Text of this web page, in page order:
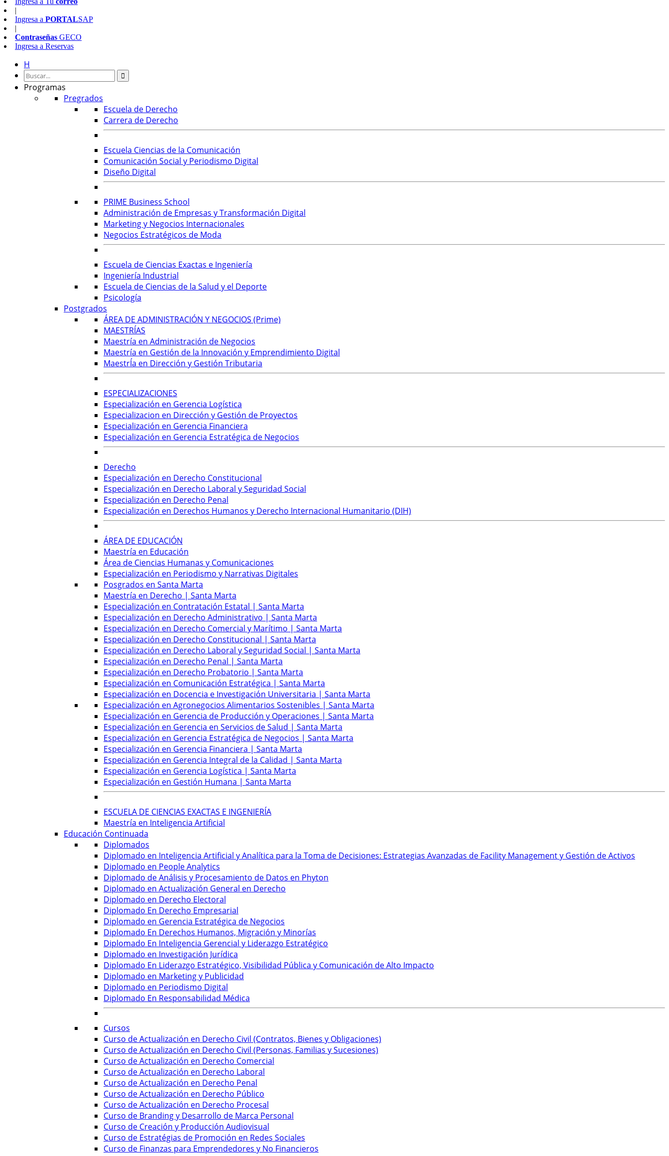
Ingresa a PORTALSAP
Contraseñas GECO
Ingresa a Reservas
H
Programas
Pregrados
Escuela de Derecho
Carrera de Derecho
Escuela Ciencias de la Comunicación
Comunicación Social y Periodismo Digital
Diseño Digital
PRIME Business School
Administración de Empresas y Transformación Digital
Marketing y Negocios Internacionales
Negocios Estratégicos de Moda
Escuela de Ciencias Exactas e Ingeniería
Ingeniería Industrial
Escuela de Ciencias de la Salud y el Deporte
Psicología
Postgrados
ÁREA DE ADMINISTRACIÓN Y NEGOCIOS (Prime)
MAESTRÍAS
Maestría en Administración de Negocios
Maestría en Gestión de la Innovación y Emprendimiento Digital
MaestrÍa en Dirección y Gestión Tributaria
ESPECIALIZACIONES
Especialización en Gerencia Logística
Especializacion en Dirección y Gestión de Proyectos
Especialización en Gerencia Financiera
Especialización en Gerencia Estratégica de Negocios
Derecho
Especialización en Derecho Constitucional
Especialización en Derecho Laboral y Seguridad Social
Especialización en Derecho Penal
Especialización en Derechos Humanos y Derecho Internacional Humanitario (DIH)
ÁREA DE EDUCACIÓN
Maestría en Educación
Área de Ciencias Humanas y Comunicaciones
Especialización en Periodismo y Narrativas Digitales
Posgrados en Santa Marta
Maestría en Derecho | Santa Marta
Especialización en Contratación Estatal | Santa Marta
Especialización en Derecho Administrativo | Santa Marta
Especialización en Derecho Comercial y Marítimo | Santa Marta
Especialización en Derecho Constitucional | Santa Marta
Especialización en Derecho Laboral y Seguridad Social | Santa Marta
Especialización en Derecho Penal | Santa Marta
Especialización en Derecho Probatorio | Santa Marta
Especialización en Comunicación Estratégica | Santa Marta
Especialización en Docencia e Investigación Universitaria | Santa Marta
Especialización en Agronegocios Alimentarios Sostenibles | Santa Marta
Especialización en Gerencia de Producción y Operaciones | Santa Marta
Especialización en Gerencia en Servicios de Salud | Santa Marta
Especialización en Gerencia Estratégica de Negocios | Santa Marta
Especialización en Gerencia Financiera | Santa Marta
Especialización en Gerencia Integral de la Calidad | Santa Marta
Especialización en Gerencia Logística | Santa Marta
Especialización en Gestión Humana | Santa Marta
ESCUELA DE CIENCIAS EXACTAS E INGENIERÍA
Maestría en Inteligencia Artificial
Educación Continuada
Diplomados
Diplomado en Inteligencia Artificial y Analítica para la Toma de Decisiones: Estrategias Avanzadas de Facility Management y Gestión de Activos
Diplomado en People Analytics
Diplomado de Análisis y Procesamiento de Datos en Phyton
Diplomado en Actualización General en Derecho
Diplomado en Derecho Electoral
Diplomado En Derecho Empresarial
Diplomado en Gerencia Estratégica de Negocios
Diplomado En Derechos Humanos, Migración y Minorías
Diplomado En Inteligencia Gerencial y Liderazgo Estratégico
Diplomado en Investigación Jurídica
Diplomado En Liderazgo Estratégico, Visibilidad Pública y Comunicación de Alto Impacto
Diplomado en Marketing y Publicidad
Diplomado en Periodismo Digital
Diplomado En Responsabilidad Médica
Cursos
Curso de Actualización en Derecho Civil (Contratos, Bienes y Obligaciones)
Curso de Actualización en Derecho Civil (Personas, Familias y Sucesiones)
Curso de Actualización en Derecho Comercial
Curso de Actualización en Derecho Laboral
Curso de Actualización en Derecho Penal
Curso de Actualización en Derecho Público
Curso de Actualización en Derecho Procesal
Curso de Branding y Desarrollo de Marca Personal
Curso de Creación y Producción Audiovisual
Curso de Estratégias de Promoción en Redes Sociales
Curso de Finanzas para Emprendedores y No Financieros